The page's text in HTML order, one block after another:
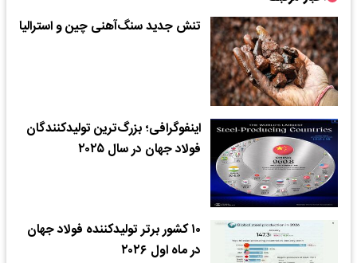
تنش جدید سنگ‌آهنی چین و استرالیا
اینفوگرافی؛ بزرگ‌ترین تولیدکنندگان
فولاد جهان در سال ۲۰۲۵
۱۰ کشور برتر تولیدکننده فولاد جهان
در ماه اول ۲۰۲۶